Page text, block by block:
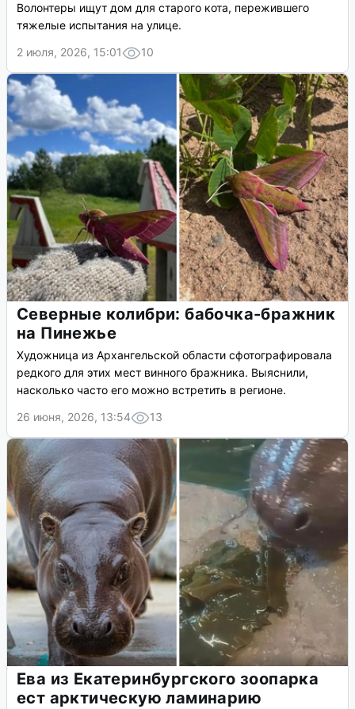
Волонтеры ищут дом для старого кота, пережившего
тяжелые испытания на улице.
2 июля, 2026, 15:01
10
Северные колибри: бабочка-бражник
на Пинежье
Художница из Архангельской области сфотографировала
редкого для этих мест винного бражника. Выяснили,
насколько часто его можно встретить в регионе.
26 июня, 2026, 13:54
13
Ева из Екатеринбургского зоопарка
ест арктическую ламинарию